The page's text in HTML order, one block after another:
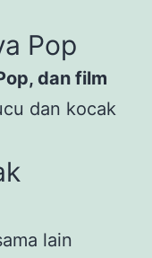
Pop
dan film
dan kocak
lain